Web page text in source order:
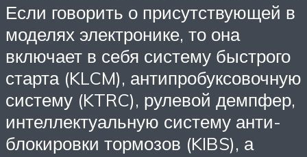
Если говорить о присутствующей в
моделях электронике, то она
включает в себя систему быстрого
старта (KLCM), антипробуксовочную
систему (KTRC), рулевой демпфер,
интеллектуальную систему анти-
блокировки тормозов (KIBS), а